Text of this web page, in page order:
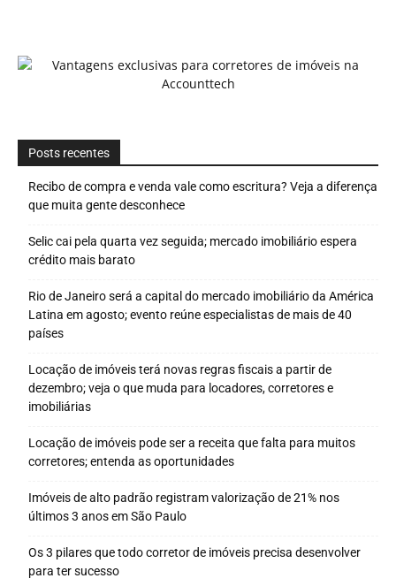
Posts recentes
Recibo de compra e venda vale como escritura? Veja a diferença
que muita gente desconhece
Selic cai pela quarta vez seguida; mercado imobiliário espera
crédito mais barato
Rio de Janeiro será a capital do mercado imobiliário da América
Latina em agosto; evento reúne especialistas de mais de 40
países
Locação de imóveis terá novas regras fiscais a partir de
dezembro; veja o que muda para locadores, corretores e
imobiliárias
Locação de imóveis pode ser a receita que falta para muitos
corretores; entenda as oportunidades
Imóveis de alto padrão registram valorização de 21% nos
últimos 3 anos em São Paulo
Os 3 pilares que todo corretor de imóveis precisa desenvolver
para ter sucesso